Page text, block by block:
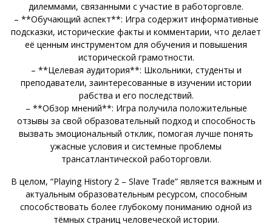
дилеммами, связанными с участие в работорговле.
– **Обучающий аспект**: Игра содержит информативные
подсказки, исторические факты и комментарии, что делает
её ценным инструментом для обучения и повышения
исторической грамотности.
– **Целевая аудитория**: Школьники, студенты и
преподаватели, заинтересованные в изучении истории
рабства и его последствий.
– **Обзор мнений**: Игра получила положительные
отзывы за свой образовательный подход и способность
вызвать эмоциональный отклик, помогая лучше понять
ужасные условия и системные проблемы
трансатлантической работорговли.
В целом, “Playing History 2 – Slave Trade” является важным и
актуальным образовательным ресурсом, способным
способствовать более глубокому пониманию одной из
тёмных страниц человеческой истории.